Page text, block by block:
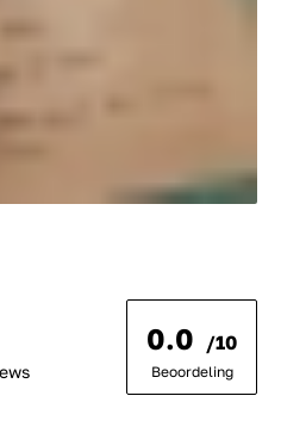
0.0 /10
Beoordeling